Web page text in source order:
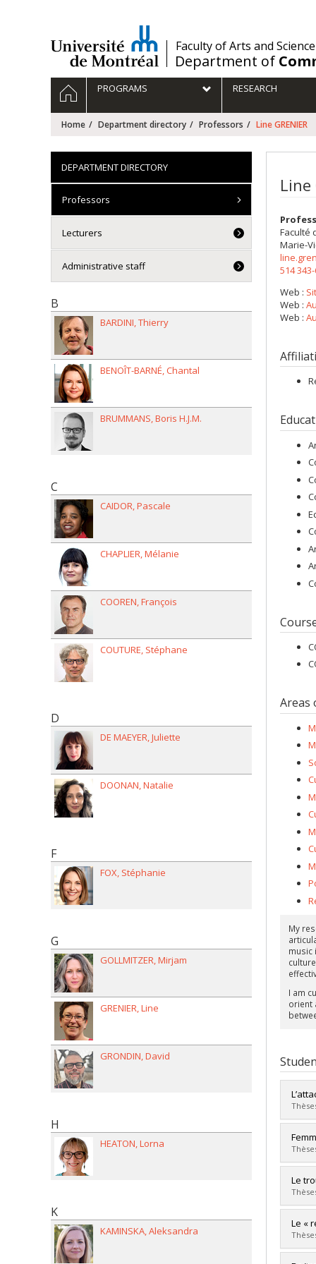
/Faculty of Arts and Science
Department of
Navigation
principale
HOMEPROGRAMS RESEARCH
Home Department directory Professors Line GRENIER
Faculté
Marie-
514
Web :
Web :
Web :
Areas
My
music
I am
orient
Cycle
Cycle
Le
Cycle
Le «
DEPARTMENT DIRECTORY
Professors
Lecturers
Administrative staff
B
BARDINI Thierry
BENOÎT-BARNÉ Chantal
BRUMMANS Boris H.J.M.
C
CAIDOR Pascale
CHAPLIER Mélanie
COOREN François
COUTURE Stéphane
D
DE MAEYER Juliette
DOONAN Natalie
F
FOX Stéphanie
G
GOLLMITZER Mirjam
GRENIER Line
GRONDIN David
H
HEATON Lorna
K
KAMINSKA Aleksandra